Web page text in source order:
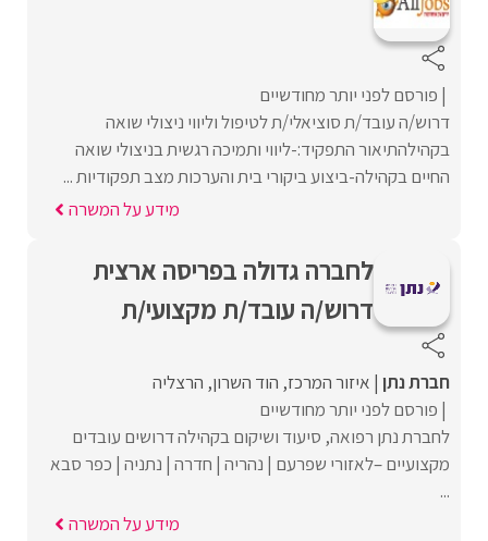
פורסם לפני יותר מחודשיים
דרוש/ה עובד/ת סוציאלי/ת לטיפול וליווי ניצולי שואה
בקהילהתיאור התפקיד:-ליווי ותמיכה רגשית בניצולי שואה
החיים בקהילה-ביצוע ביקורי בית והערכות מצב תפקודיות ...
מידע על המשרה
לחברה גדולה בפריסה ארצית
דרוש/ה עובד/ת מקצועי/ת
חברת נתן איזור המרכז הוד השרון הרצליה
פורסם לפני יותר מחודשיים
לחברת נתן רפואה, סיעוד ושיקום בקהילה דרושים עובדים
מקצועיים –לאזורי שפרעם | נהריה | חדרה | נתניה | כפר סבא
...
מידע על המשרה